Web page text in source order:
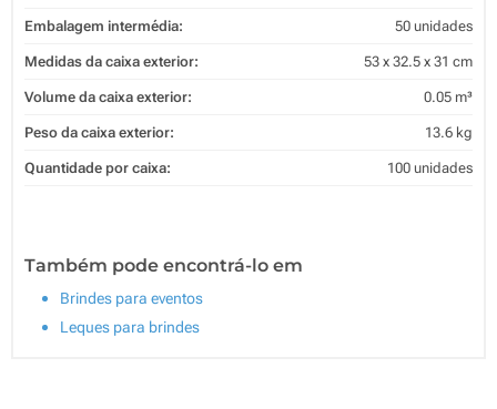
Embalagem intermédia: 50 unidades
Medidas da caixa exterior: 53 x 32.5 x 31 cm
Volume da caixa exterior: 0.05 m³
Peso da caixa exterior: 13.6 kg
Quantidade por caixa: 100 unidades
Também pode encontrá-lo em
Brindes para eventos
Leques para brindes